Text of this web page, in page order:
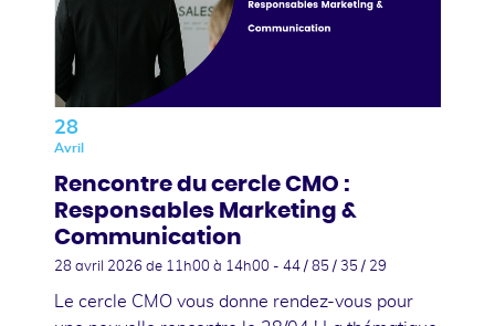
28
Avril
Rencontre du cercle CMO :
Responsables Marketing &
Communication
28 avril 2026 de 11h00 à 14h00 - 44 / 85 / 35 / 29
Le cercle CMO vous donne rendez-vous pour